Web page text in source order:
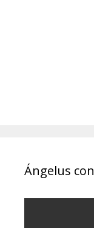
Ángelus con